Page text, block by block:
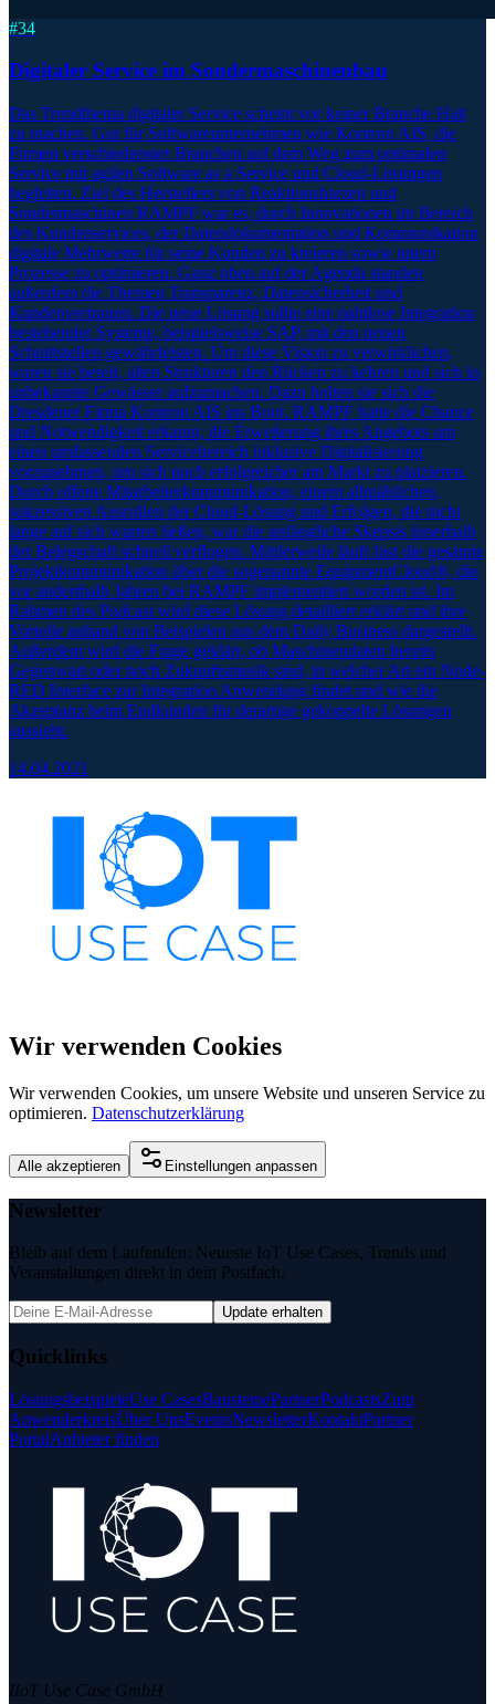
#34
Digitaler Service im Sondermaschinenbau
Das Trendthema digitaler Service scheint vor keiner Branche Halt
zu machen. Gut für Softwareunternehmen wie Kontron AIS, die
Firmen verschiedenster Branchen auf dem Weg zum optimalen
Service mit agilen Software as a Service und Cloud-Lösungen
begleiten. Ziel des Herstellers von Reaktionsharzen und
Sondermaschinen RAMPF war es, durch Innovationen im Bereich
des Kundenservices, der Datendokumentation und Kommunikation
digitale Mehrwerte für seine Kunden zu kreieren sowie intern
Prozesse zu optimieren. Ganz oben auf der Agenda standen
außerdem die Themen Transparenz, Datensicherheit und
Kundenvertrauen. Die neue Lösung sollte eine nahtlose Integration
bestehender Systeme, beispielsweise SAP, mit den neuen
Schnittstellen gewährleisten. Um diese Vision zu verwirklichen,
waren sie bereit, alten Strukturen den Rücken zu kehren und sich in
unbekannte Gewässer aufzumachen. Dazu holten sie sich die
Dresdener Firma Kontron AIS ins Boot. RAMPF hatte die Chance
und Notwendigkeit erkannt, die Erweiterung ihres Angebots um
einen umfassenden Servicebereich inklusive Digitalisierung
vorzunehmen, um sich noch erfolgreicher am Markt zu platzieren.
Durch offene Mitarbeiterkommunikation, einem allmählichen,
sukzessiven Ausrollen der Cloud-Lösung und Erfolgen, die nicht
lange auf sich warten ließen, war die anfängliche Skepsis innerhalb
der Belegschaft schnell verflogen. Mittlerweile läuft fast die gesamte
Projektkommunikation über die sogenannte EquipmentCloud®, die
vor anderthalb Jahren bei RAMPF implementiert worden ist. Im
Rahmen des Podcast wird diese Lösung detailliert erklärt und ihre
Vorteile anhand von Beispielen aus dem Daily Business dargestellt.
Außerdem wird die Frage geklärt, ob Maschinendaten bereits
Gegenwart oder noch Zukunftsmusik sind, in welcher Art ein Node-
RED Interface zur Integration Anwendung findet und wie die
Akzeptanz beim Endkunden für derartige gekoppelte Lösungen
aussieht.
14.04.2021
Wir verwenden Cookies
Wir verwenden Cookies, um unsere Website und unseren Service zu
optimieren. Datenschutzerklärung
Alle akzeptieren Einstellungen anpassen
Newsletter
Bleib auf dem Laufenden: Neueste IoT Use Cases, Trends und
Veranstaltungen direkt in dein Postfach.
Update erhalten
Quicklinks
LösungsbeispieleUse CasesBausteinePartnerPodcastsZum
AnwenderkreisÜber UnsEventsNewsletterKontaktPartner
PortalAnbieter finden
IIoT Use Case GmbH